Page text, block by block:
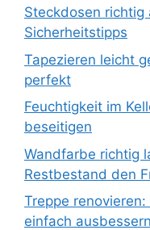
Steckdosen richtig
Sicherheitstipps
Tapezieren leicht
perfekt
Feuchtigkeit im
beseitigen
Wandfarbe richtig
Restbestand den
Treppe
einfach ausbessern